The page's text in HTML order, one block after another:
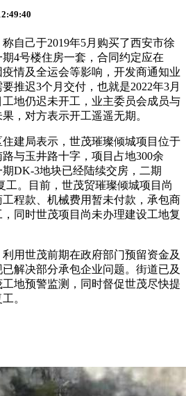
己于2019年5月购买了西安市徐
4号楼住房一套，合同约定应在
疫情及全运会等影响，开发商通知业
推迟3个月交付，也就是2022年3月
地仍迟未开工，业主委员会成员与
，对方表示开工遥遥无期。
局表示，世茂璀璨倾城项目位于
与玉井路十字，项目占地300余
DK-3地块已经陆续交房，二期
工。目前，世茂贸璀璨倾城项目尚
程款、机械费用暂未付款，承包商
同时世茂项目尚未办理建设工地复
世茂前期在政府部门预留资金及
解决部分承包企业问题。街道已及
地预警监测，同时督促世茂尽快提
。